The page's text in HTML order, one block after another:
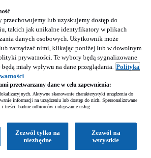
Ford Transit 350 L3H2 Trend Zabudowa Brygadowa A8 2.0 130KM
7-os. !! Hak !! Ekran 12" !! Kamera !!
Diesel 1996 cm3
130 KM
163 269
(132 739PLN
przechowujemy lub uzyskujemy dostęp do
takich jak unikalne identyfikatory w plikach
danych osobowych. Użytkownik może
zarządzać nimi, klikając poniżej lub w dowolnym
prywatności. Te wybory będą sygnalizowane
miały wpływu na dane przeglądania. Polityka
przetwarzamy dane w celu zapewnienia:
Aktywne skanowanie charakterystyki urządzenia do
informacji na urządzeniu lub dostęp do nich. Spersonalizowane
treści, badnie odbiorców i ulepszanie usług.
Zezwól na
wszystkie
Zezwól tylko na
niezbędne